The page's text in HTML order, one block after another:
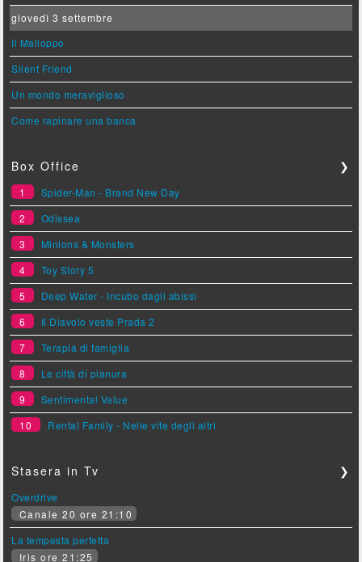
giovedì 3 settembre
Il Malloppo
Silent Friend
Un mondo meraviglioso
Come rapinare una banca
Box Office ❯
1
Spider-Man - Brand New Day
2
Odissea
3
Minions & Monsters
4
Toy Story 5
5
Deep Water - Incubo dagli abissi
6
Il Diavolo veste Prada 2
7
Terapia di famiglia
8
Le città di pianura
9
Sentimental Value
10
Rental Family - Nelle vite degli altri
Stasera in Tv ❯
Overdrive
Canale 20 ore 21:10
La tempesta perfetta
Iris ore 21:25